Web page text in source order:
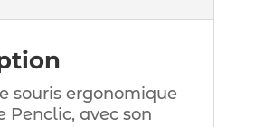
souris ergonomique
Penclic, avec son